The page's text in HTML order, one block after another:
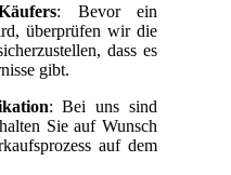
: Bevor ein
überprüfen wir die
dass es
gibt.
: Bei uns sind
Sie auf Wunsch
auf dem